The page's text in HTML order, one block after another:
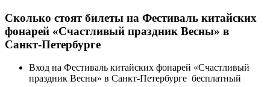
Сколько стоят билеты на Фестиваль китайских
фонарей «Счастливый праздник Весны» в
Санкт-Петербурге
Вход на Фестиваль китайских фонарей «Счастливый
праздник Весны» в Санкт-Петербурге бесплатный